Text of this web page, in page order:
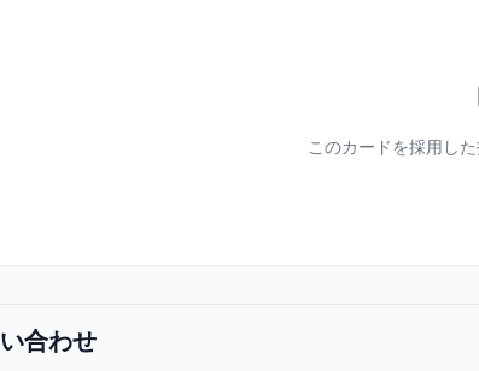
このカードを採用し
合わせ